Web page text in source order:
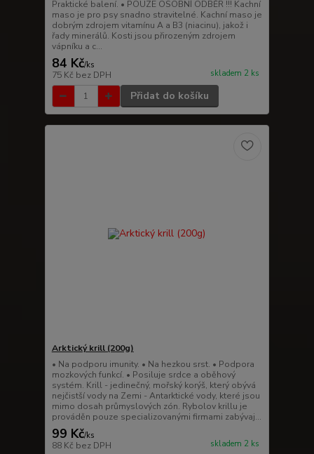
Praktické balení. • POUZE OSOBNÍ ODBĚR !!! Kachní
maso je pro psy snadno stravitelné. Kachní maso je
dobrým zdrojem vitamínu A a B3 (niacinu), jakož i
řady minerálů. Kosti jsou přirozeným zdrojem
vápníku a c...
84 Kč/ks
75 Kč bez DPH skladem 2 ks
Přidat do košíku
Arktický krill (200g)
• Na podporu imunity. • Na hezkou srst. • Podpora
mozkových funkcí. • Posiluje srdce a oběhový
systém. Krill - jedinečný, mořský korýš, který obývá
nejčistší vody na Zemi - Antarktické vody, které jsou
mimo dosah průmyslových zón. Rybolov krillu je
prováděn pouze specializovanými firmami zabývaj...
99 Kč/ks
88 Kč bez DPH skladem 2 ks